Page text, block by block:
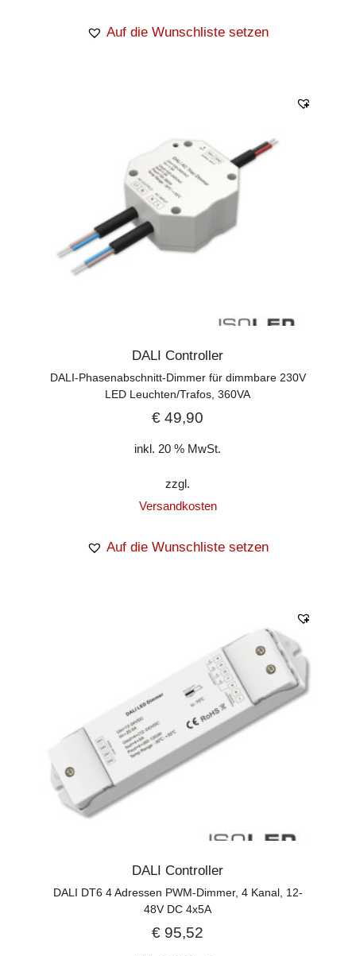
Auf die Wunschliste setzen
DALI Controller
DALI-Phasenabschnitt-Dimmer für dimmbare 230V
LED Leuchten/Trafos, 360VA
€ 49,90
inkl. 20 % MwSt.
zzgl.
Versandkosten
Auf die Wunschliste setzen
DALI Controller
DALI DT6 4 Adressen PWM-Dimmer, 4 Kanal, 12-
48V DC 4x5A
€ 95,52